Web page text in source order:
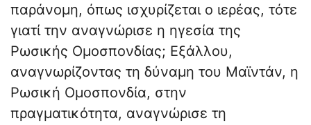
παράνομη, όπως ισχυρίζεται ο ιερέας, τότε
γιατί την αναγνώρισε η ηγεσία της
Ρωσικής Ομοσπονδίας; Εξάλλου,
αναγνωρίζοντας τη δύναμη του Μαϊντάν, η
Ρωσική Ομοσπονδία, στην
πραγματικότητα, αναγνώρισε τη